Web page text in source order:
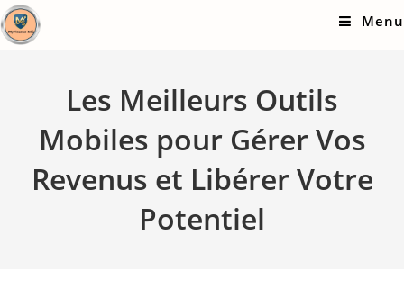
Skip
to
Menu
Les Meilleurs Outils
Mobiles pour Gérer Vos
Revenus et Libérer Votre
Potentiel